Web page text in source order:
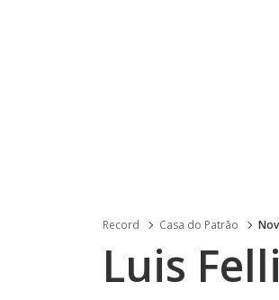
Record Casa do Patrão
Luis